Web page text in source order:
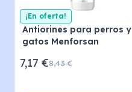
¡En oferta!
Antiorines para perros y
gatos Menforsan
7,17 €8,43 €